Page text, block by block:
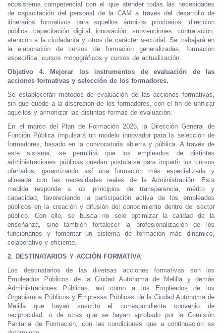
ecosistema competencial con el que atender todas las necesidades
de capacitación del personal de la CAM a través del desarrollo de
itinerarios formativos para aquellos ámbitos prioritarios: dirección
pública, capacitación digital, innovación, subvenciones, contratación,
atención a la ciudadanía y otros de carácter sectorial. Se trabajará en
la elaboración de cursos de formación generalizadas, formación
específica, cursos monográficos y cursos de actualización.
Objetivo 4. Mejorar los instrumentos de evaluación de las
acciones formativas y selección de los formadores.
Se establecerán métodos de evaluación de las acciones formativas,
sin que quede a la discreción de los formadores, con el fin de unificar
aquellos y armonizar las distintas formas de evaluación.
En el marco del Plan de Formación 2026, la Dirección General de
Función Pública impulsará un modelo innovador para la selección de
formadores, basado en la convocatoria abierta y pública. A través de
este sistema, se permitirá que los empleados de distintas
administraciones públicas puedan postularse para impartir los cursos
ofertados, garantizando así una formación más especializada y
alineada con las necesidades reales de la Administración. Esta
medida responde a los principios de transparencia, mérito y
capacidad, favoreciendo la participación activa de los empleados
públicos en la creación y difusión del conocimiento dentro del sector
público. Con ello, se busca no solo optimizar la calidad de la
enseñanza, sino también fortalecer la profesionalización de los
funcionarios y fomentar un sistema de formación más dinámico,
colaborativo y eficiente.
2. DESTINATARIOS Y ACCIÓN FORMATIVA
Los destinatarios de las diversas acciones formativas son los
Empleados Públicos de la Ciudad Autónoma de Melilla y demás
Administraciones Públicas, así como a los Empleados de los
Organismos Públicos y Empresas Públicas de la Ciudad Autónoma de
Melilla que hayan suscrito el correspondiente convenio de
reciprocidad, o de otras que se hayan aprobado por la Comisión
Paritaria de Formación, con las condiciones que a continuación se